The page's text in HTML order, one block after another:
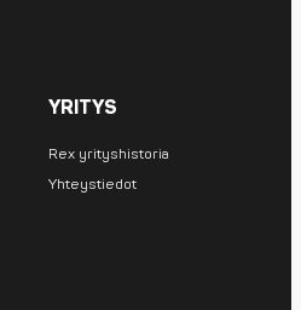
YRITYS
Rex yrityshistoria
Yhteystiedot